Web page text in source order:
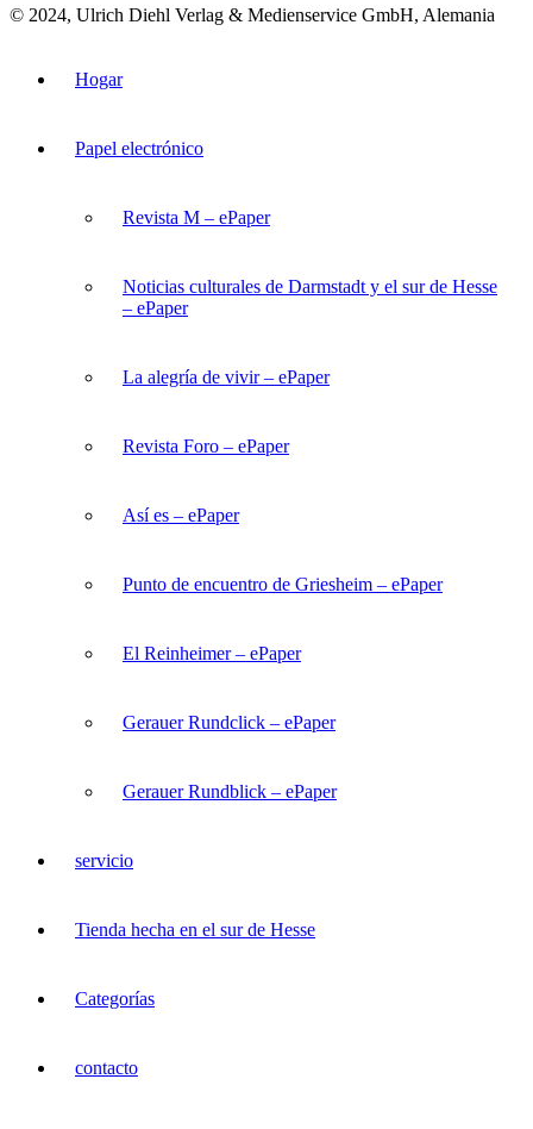
© 2024, Ulrich Diehl Verlag & Medienservice GmbH, Alemania
Hogar
Papel electrónico
Revista M – ePaper
Noticias culturales de Darmstadt y el sur de Hesse
– ePaper
La alegría de vivir – ePaper
Revista Foro – ePaper
Así es – ePaper
Punto de encuentro de Griesheim – ePaper
El Reinheimer – ePaper
Gerauer Rundclick – ePaper
Gerauer Rundblick – ePaper
servicio
Tienda hecha en el sur de Hesse
Categorías
contacto